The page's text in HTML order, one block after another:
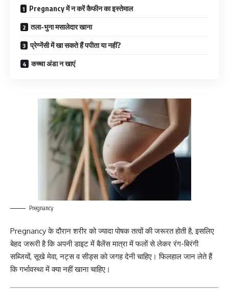
Pregnancy में न करें कैफीन का इस्तेमाल
तला-भुना मसालेदार खाना
प्रेग्नेंसी में खा सकते हैं पपीता या नहीं?
कच्चा अंडा न खाएं
Pregnancy
Pregnancy के दौरान शरीर को ज्यादा पोषक तत्वों की जरूरत होती है, इसलिए
बेहद जरूरी है कि अपनी डाइट में बैलेंस मात्रा में फलों से लेकर रंग-बिरंगी
सब्जियों, सूखे मेवा, नट्स व सीड्स को जगह देनी चाहिए। फिलहाल जान लेते हैं
कि गर्भावस्था में क्या नहीं खाना चाहिए।